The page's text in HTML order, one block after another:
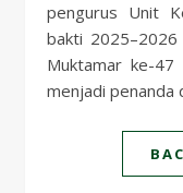
pengurus Unit
bakti 2025–2026
Muktamar ke-47
menjadi penanda